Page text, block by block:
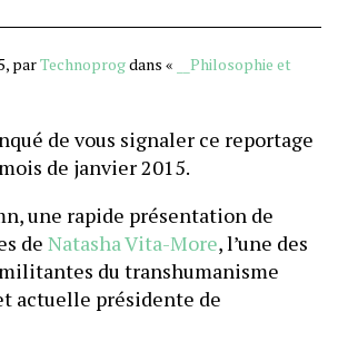
parTechnoprogdans «
__Philosophie et
de vous signaler ce reportage
de janvier 2015.
une rapide présentation de
de Natasha Vita-More, l’une des
du transhumanisme
actuelle présidente de